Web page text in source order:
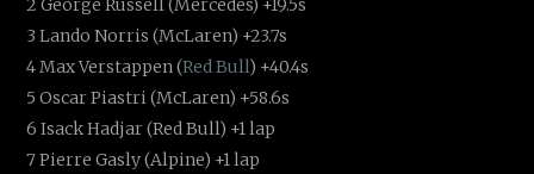
2 George Russell (Mercedes) +19.5s
3 Lando Norris (McLaren) +23.7s
4 Max Verstappen (Red Bull) +40.4s
5 Oscar Piastri (McLaren) +58.6s
6 Isack Hadjar (Red Bull) +1 lap
7 Pierre Gasly (Alpine) +1 lap